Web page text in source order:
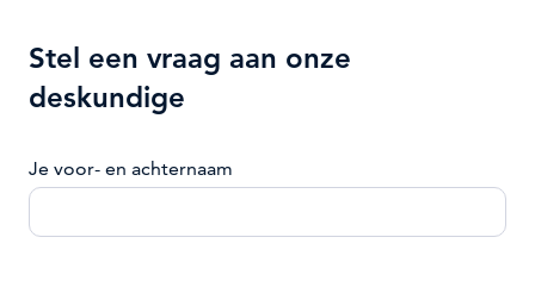
Stel een vraag aan onze
deskundige
Je voor- en achternaam